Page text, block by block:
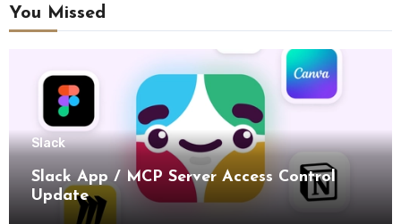
You Missed
Slack
Slack App / MCP Server Access Control
Update